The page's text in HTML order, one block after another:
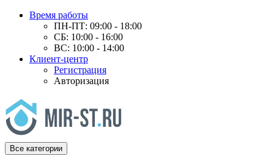
Время работы
ПН-ПТ: 09:00 - 18:00
СБ: 10:00 - 16:00
ВС: 10:00 - 14:00
Клиент-центр
Регистрация
Авторизация
Все категории